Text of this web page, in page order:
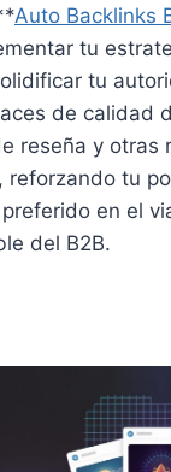
Auto Backlinks
tu
tu
de calidad
reseña y otras
reforzando tu
en el
del B2B.